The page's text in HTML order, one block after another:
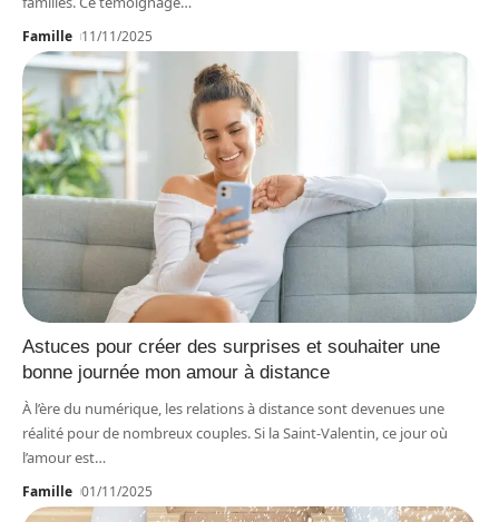
Famille 11/11/2025
Astuces pour créer des surprises et souhaiter une
bonne journée mon amour à distance
À l’ère du numérique, les relations à distance sont devenues une
réalité pour de nombreux couples. Si la Saint-Valentin, ce jour où
l’amour est…
Famille 01/11/2025